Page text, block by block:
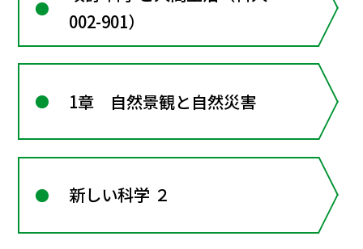
002-901）
1章 自然景観と自然災害
新しい科学 ２